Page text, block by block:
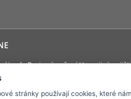
Povinné ručeníHavarijní
©
stránky používají cookies, které